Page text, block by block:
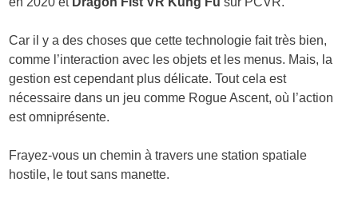
Car il y a des choses que cette technologie fait très bien,
comme l’interaction avec les objets et les menus. Mais, la
gestion est cependant plus délicate. Tout cela est
nécessaire dans un jeu comme Rogue Ascent, où l’action
est omniprésente.
Frayez-vous un chemin à travers une station spatiale
hostile, le tout sans manette.